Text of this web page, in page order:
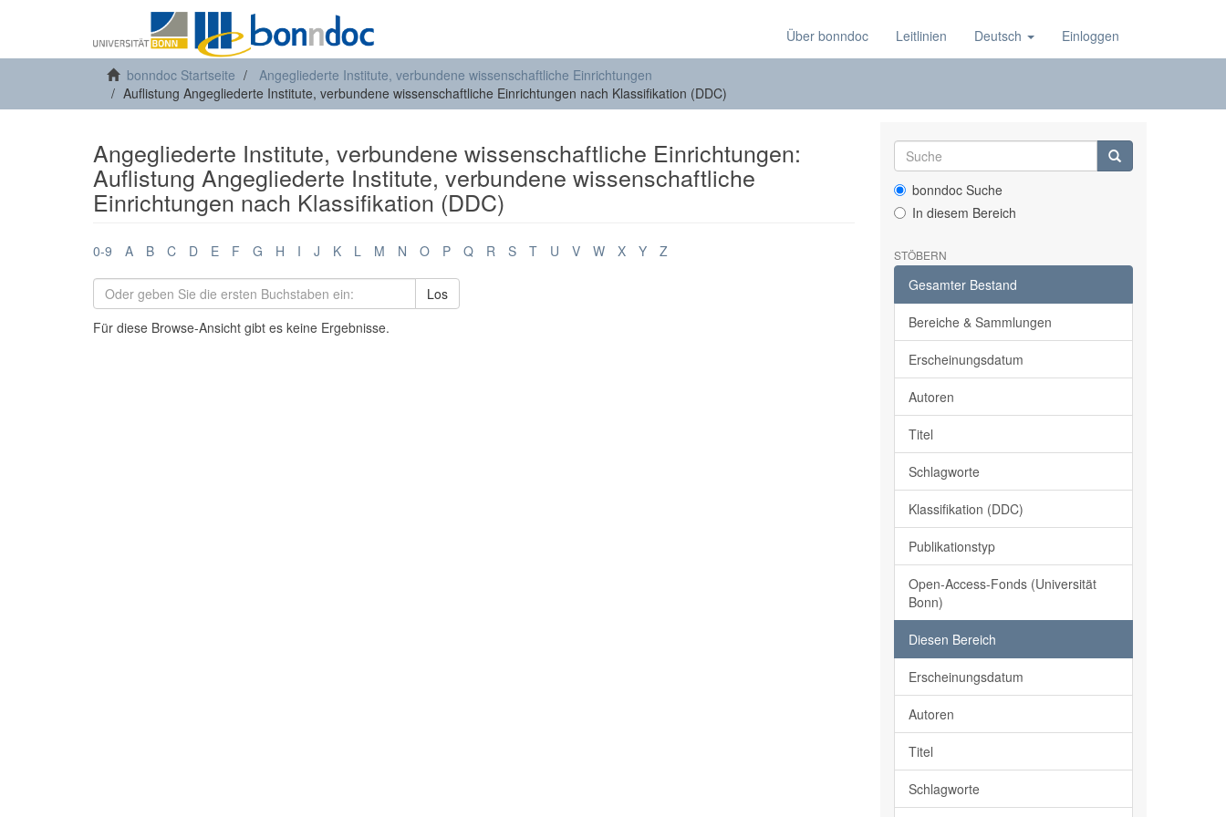
Über bonndoc Leitlinien Deutsch Einloggen
bonndoc Startseite
Angegliederte Institute, verbundene wissenschaftliche Einrichtungen
Auflistung Angegliederte Institute, verbundene wissenschaftliche Einrichtungen nach Klassifikation (DDC)
Angegliederte Institute, verbundene wissenschaftliche Einrichtungen:
Auflistung Angegliederte Institute, verbundene wissenschaftliche
Einrichtungen nach Klassifikation (DDC)
0-9 A B C D E F G H I J K L M N O P Q R S T U V W X Y Z
Los
Für diese Browse-Ansicht gibt es keine Ergebnisse.
bonndoc Suche
In diesem Bereich
STÖBERN
Gesamter Bestand
Bereiche & Sammlungen
Erscheinungsdatum
Autoren
Titel
Schlagworte
Klassifikation (DDC)
Publikationstyp
Open-Access-Fonds (Universität
Bonn)
Diesen Bereich
Erscheinungsdatum
Autoren
Titel
Schlagworte